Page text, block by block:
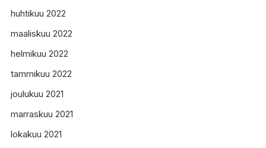
huhtikuu 2022
maaliskuu 2022
helmikuu 2022
tammikuu 2022
joulukuu 2021
marraskuu 2021
lokakuu 2021